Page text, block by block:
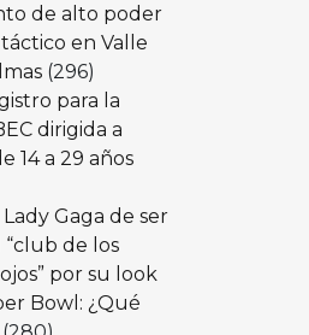
de alto poder
en Valle
(296)
para la
dirigida a
14 a 29 años
Gaga de ser
de los
por su look
Bowl: ¿Qué